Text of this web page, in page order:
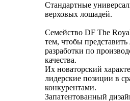
Стандартные
верховых лошадей.
Семейство DF The
тем, чтобы
разработки по
качества.
Их новаторский
лидерские позиции в
конкурентами.
Запатентованный